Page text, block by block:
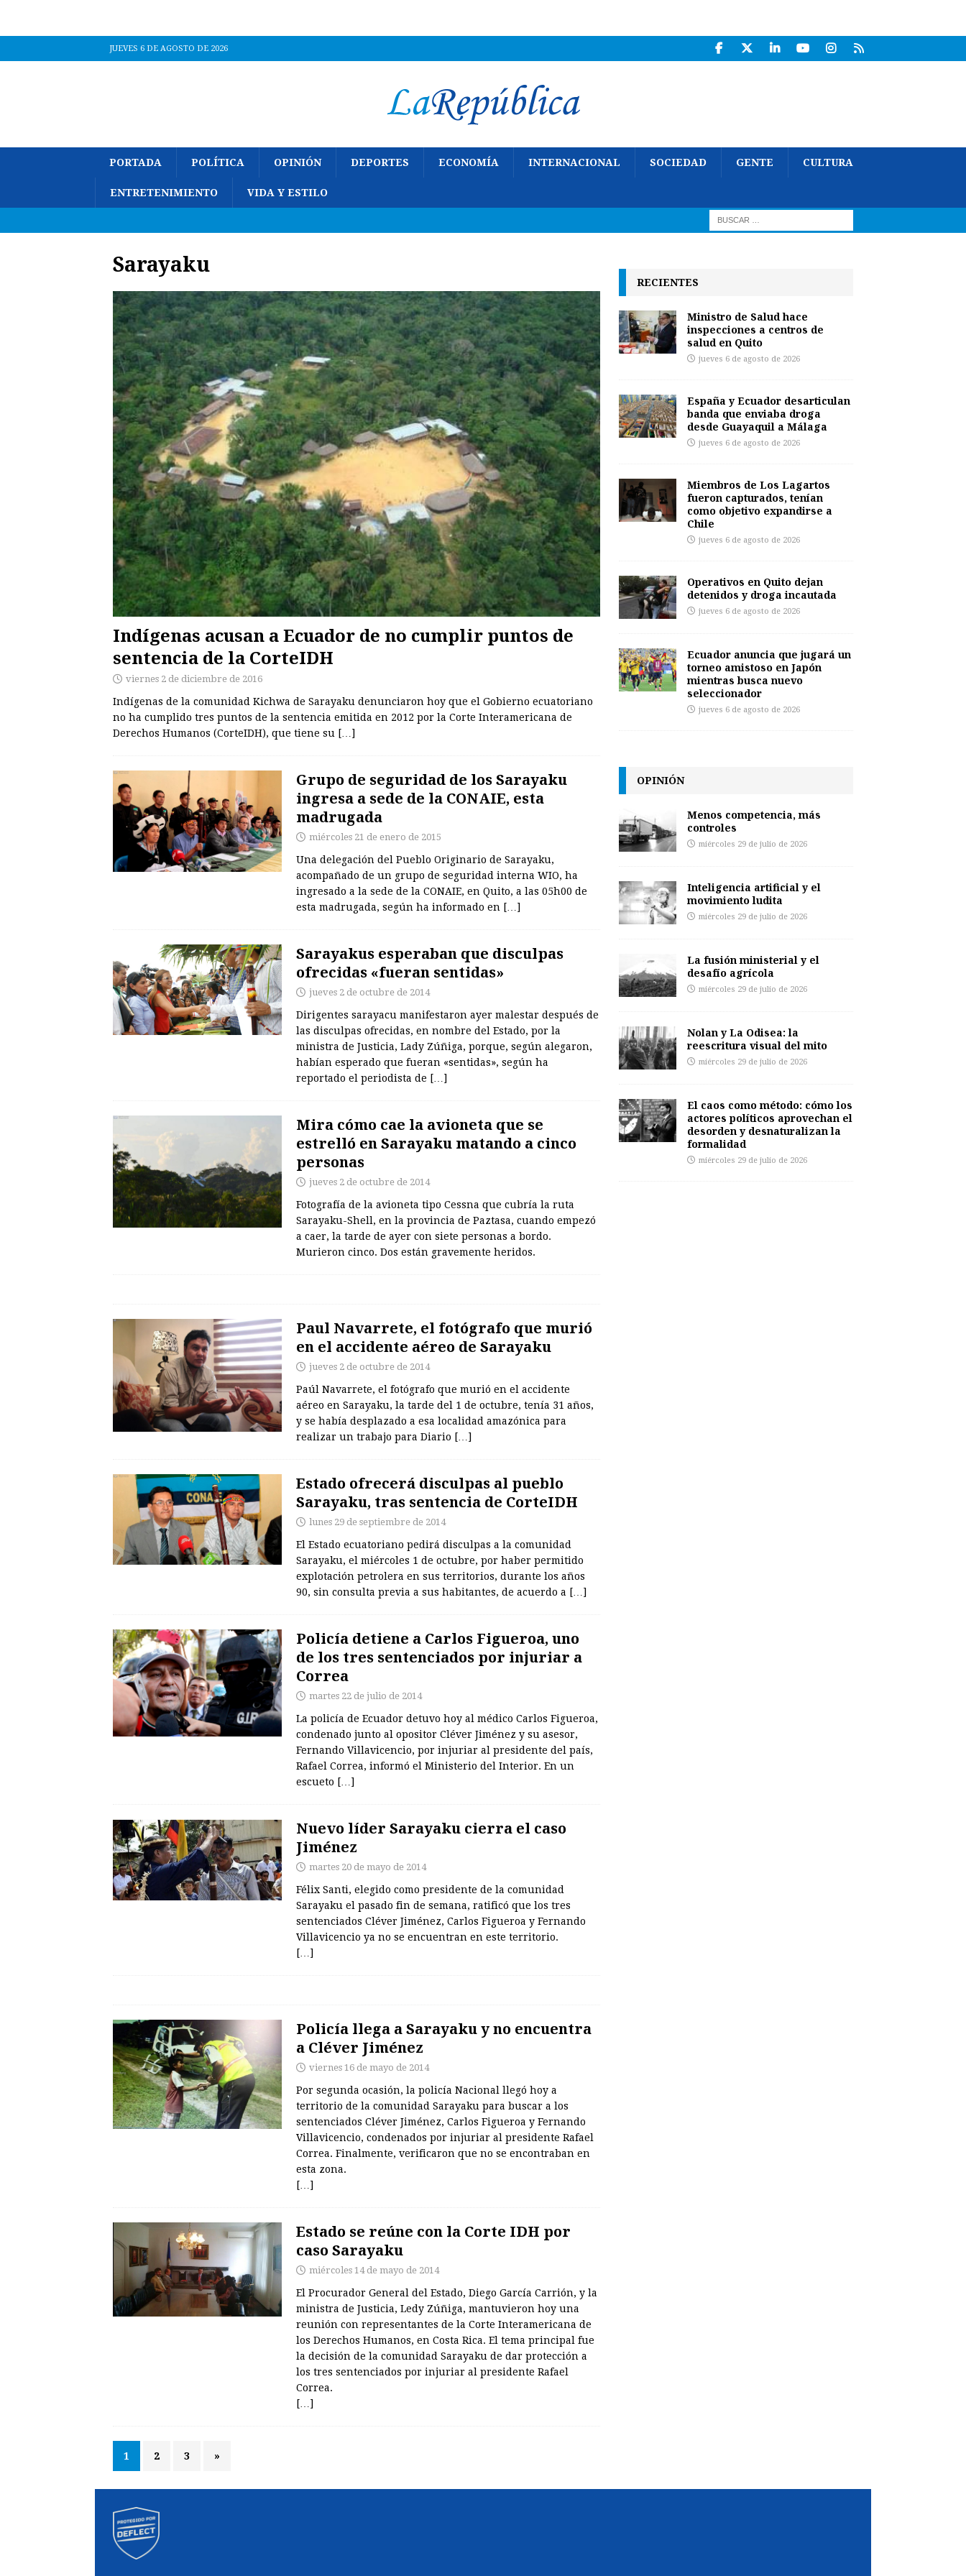
JUEVES 6 DE AGOSTO DE 2026
PORTADA POLÍTICA OPINIÓN DEPORTES ECONOMÍA INTERNACIONAL SOCIEDAD GENTE CULTURA
ENTRETENIMIENTO VIDA Y ESTILO
Sarayaku
Indígenas acusan a Ecuador de no cumplir puntos de
sentencia de la CorteIDH
viernes 2 de diciembre de 2016
Indígenas de la comunidad Kichwa de Sarayaku denunciaron hoy que el Gobierno ecuatoriano
no ha cumplido tres puntos de la sentencia emitida en 2012 por la Corte Interamericana de
Derechos Humanos (CorteIDH), que tiene su […]
Grupo de seguridad de los Sarayaku
ingresa a sede de la CONAIE, esta
madrugada
miércoles 21 de enero de 2015
Una delegación del Pueblo Originario de Sarayaku,
acompañado de un grupo de seguridad interna WIO, ha
ingresado a la sede de la CONAIE, en Quito, a las 05h00 de
esta madrugada, según ha informado en […]
Sarayakus esperaban que disculpas
ofrecidas «fueran sentidas»
jueves 2 de octubre de 2014
Dirigentes sarayacu manifestaron ayer malestar después de
las disculpas ofrecidas, en nombre del Estado, por la
ministra de Justicia, Lady Zúñiga, porque, según alegaron,
habían esperado que fueran «sentidas», según ha
reportado el periodista de […]
Mira cómo cae la avioneta que se
estrelló en Sarayaku matando a cinco
personas
jueves 2 de octubre de 2014
Fotografía de la avioneta tipo Cessna que cubría la ruta
Sarayaku-Shell, en la provincia de Paztasa, cuando empezó
a caer, la tarde de ayer con siete personas a bordo.
Murieron cinco. Dos están gravemente heridos.
Paul Navarrete, el fotógrafo que murió
en el accidente aéreo de Sarayaku
jueves 2 de octubre de 2014
Paúl Navarrete, el fotógrafo que murió en el accidente
aéreo en Sarayaku, la tarde del 1 de octubre, tenía 31 años,
y se había desplazado a esa localidad amazónica para
realizar un trabajo para Diario […]
Estado ofrecerá disculpas al pueblo
Sarayaku, tras sentencia de CorteIDH
lunes 29 de septiembre de 2014
El Estado ecuatoriano pedirá disculpas a la comunidad
Sarayaku, el miércoles 1 de octubre, por haber permitido
explotación petrolera en sus territorios, durante los años
90, sin consulta previa a sus habitantes, de acuerdo a […]
Policía detiene a Carlos Figueroa, uno
de los tres sentenciados por injuriar a
Correa
martes 22 de julio de 2014
La policía de Ecuador detuvo hoy al médico Carlos Figueroa,
condenado junto al opositor Cléver Jiménez y su asesor,
Fernando Villavicencio, por injuriar al presidente del país,
Rafael Correa, informó el Ministerio del Interior. En un
escueto […]
Nuevo líder Sarayaku cierra el caso
Jiménez
martes 20 de mayo de 2014
Félix Santi, elegido como presidente de la comunidad
Sarayaku el pasado fin de semana, ratificó que los tres
sentenciados Cléver Jiménez, Carlos Figueroa y Fernando
Villavicencio ya no se encuentran en este territorio.
[…]
Policía llega a Sarayaku y no encuentra
a Cléver Jiménez
viernes 16 de mayo de 2014
Por segunda ocasión, la policía Nacional llegó hoy a
territorio de la comunidad Sarayaku para buscar a los
sentenciados Cléver Jiménez, Carlos Figueroa y Fernando
Villavicencio, condenados por injuriar al presidente Rafael
Correa. Finalmente, verificaron que no se encontraban en
esta zona.
[…]
Estado se reúne con la Corte IDH por
caso Sarayaku
miércoles 14 de mayo de 2014
El Procurador General del Estado, Diego García Carrión, y la
ministra de Justicia, Ledy Zúñiga, mantuvieron hoy una
reunión con representantes de la Corte Interamericana de
los Derechos Humanos, en Costa Rica. El tema principal fue
la decisión de la comunidad Sarayaku de dar protección a
los tres sentenciados por injuriar al presidente Rafael
Correa.
[…]
1 2 3 »
RECIENTES
Ministro de Salud hace
inspecciones a centros de
salud en Quito
jueves 6 de agosto de 2026
España y Ecuador desarticulan
banda que enviaba droga
desde Guayaquil a Málaga
jueves 6 de agosto de 2026
Miembros de Los Lagartos
fueron capturados, tenían
como objetivo expandirse a
Chile
jueves 6 de agosto de 2026
Operativos en Quito dejan
detenidos y droga incautada
jueves 6 de agosto de 2026
Ecuador anuncia que jugará un
torneo amistoso en Japón
mientras busca nuevo
seleccionador
jueves 6 de agosto de 2026
OPINIÓN
Menos competencia, más
controles
miércoles 29 de julio de 2026
Inteligencia artificial y el
movimiento ludita
miércoles 29 de julio de 2026
La fusión ministerial y el
desafío agrícola
miércoles 29 de julio de 2026
Nolan y La Odisea: la
reescritura visual del mito
miércoles 29 de julio de 2026
El caos como método: cómo los
actores políticos aprovechan el
desorden y desnaturalizan la
formalidad
miércoles 29 de julio de 2026